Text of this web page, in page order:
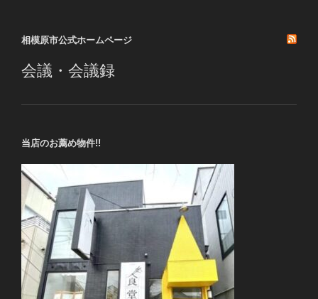
ン
相模原市公式ホームページ
会議・会議録
当店のお薦め物件!!